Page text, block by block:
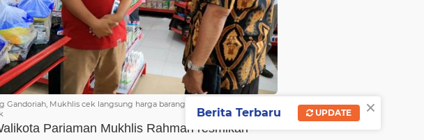
Gandoriah, Mukhlis cek langsung harga barang dalam toko Warung
Pariaman Mukhlis Rahman resmikan
×
Berita Terbaru UPDATE